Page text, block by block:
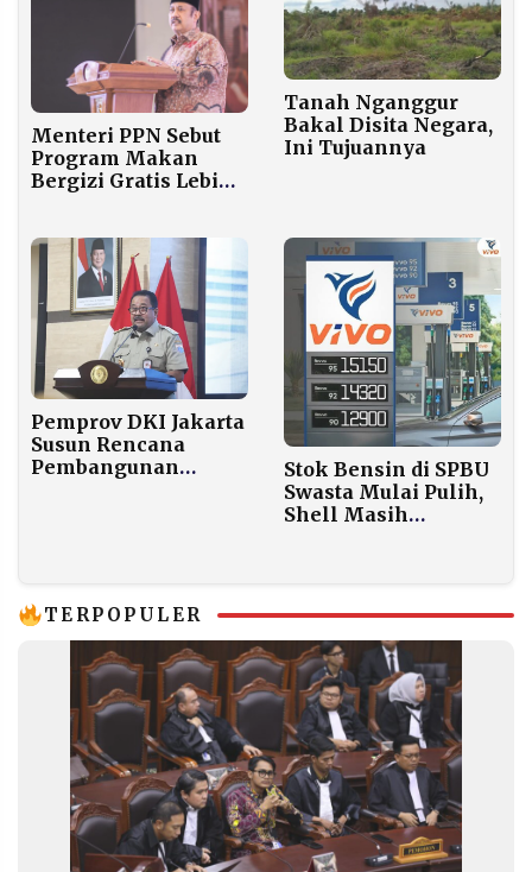
Menteri PPN Sebut
Program Makan
Bergizi Gratis Lebih
Lapangan Kerja
Tanah Nganggur
Bakal Disita Negara,
Ini Tujuannya
Pemprov DKI Jakarta
Susun Rencana
Pembangunan
Stok Bensin di SPBU
Swasta Mulai Pulih,
Shell Masih
TERPOPULER